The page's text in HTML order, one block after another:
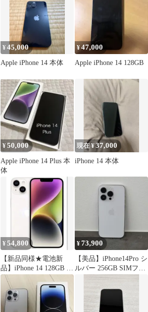
¥45,000
Apple iPhone 14 本体
¥47,000
Apple iPhone 14 128GB
¥50,000
Apple iPhone 14 Plus 本
体
現在 ¥37,000
iPhone 14 本体
¥54,800
【新品同様★電池新
品】iPhone 14 128GB ス
ターライト SIMフリ
¥73,900
【美品】iPhone14Pro シ
ルバー 256GB SIMフリ
ー カメラ音無し